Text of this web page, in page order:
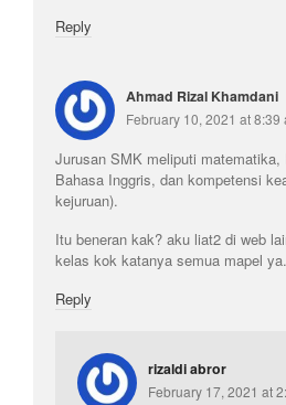
Reply
Ahmad Rizal Khamdani
February 10, 2021 at 8:39
Jurusan SMK meliputi matematika,
Bahasa Inggris, dan kompetensi
kejuruan).
Itu beneran kak? aku liat2 di web
kelas kok katanya semua mapel
Reply
rizaldi abror
February 17, 2021 at